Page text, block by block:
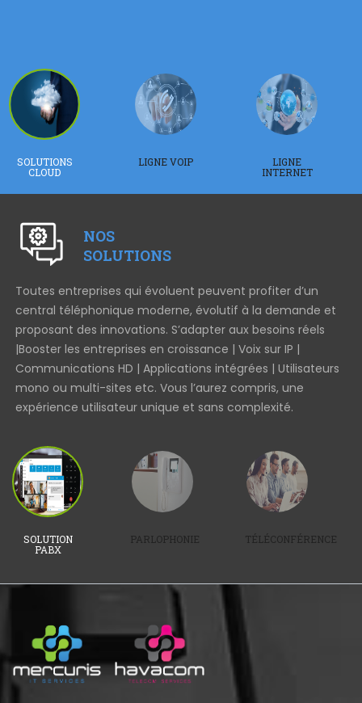
SOLUTIONS
CLOUD
LIGNE VOIP
LIGNE
INTERNET
NOS
SOLUTIONS
Toutes entreprises qui évoluent peuvent profiter d’un
central téléphonique moderne, évolutif à la demande et
proposant des innovations. S’adapter aux besoins réels
|Booster les entreprises en croissance | Voix sur IP |
Communications HD | Applications intégrées | Utilisateurs
mono ou multi-sites etc. Vous l’aurez compris, une
expérience utilisateur unique et sans complexité.
SOLUTION
PABX
PARLOPHONIE TÉLÉCONFÉRENCE